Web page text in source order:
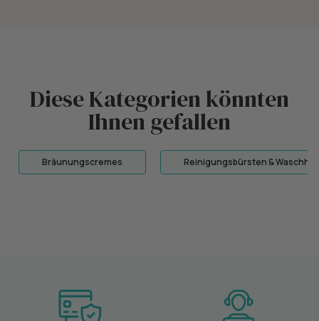
Diese Kategorien könnten
Ihnen gefallen
Bräunungscremes Reinigungsbürsten &